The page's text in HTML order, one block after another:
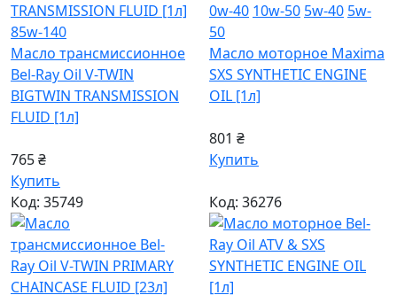
85w-140
Масло трансмиссионное
Bel-Ray Oil V-TWIN
BIGTWIN TRANSMISSION
FLUID [1л]
765 ₴
Купить
0w-40 10w-50 5w-40 5w-
50
Масло моторное Maxima
SXS SYNTHETIC ENGINE
OIL [1л]
801 ₴
Купить
Код: 35749 Код: 36276